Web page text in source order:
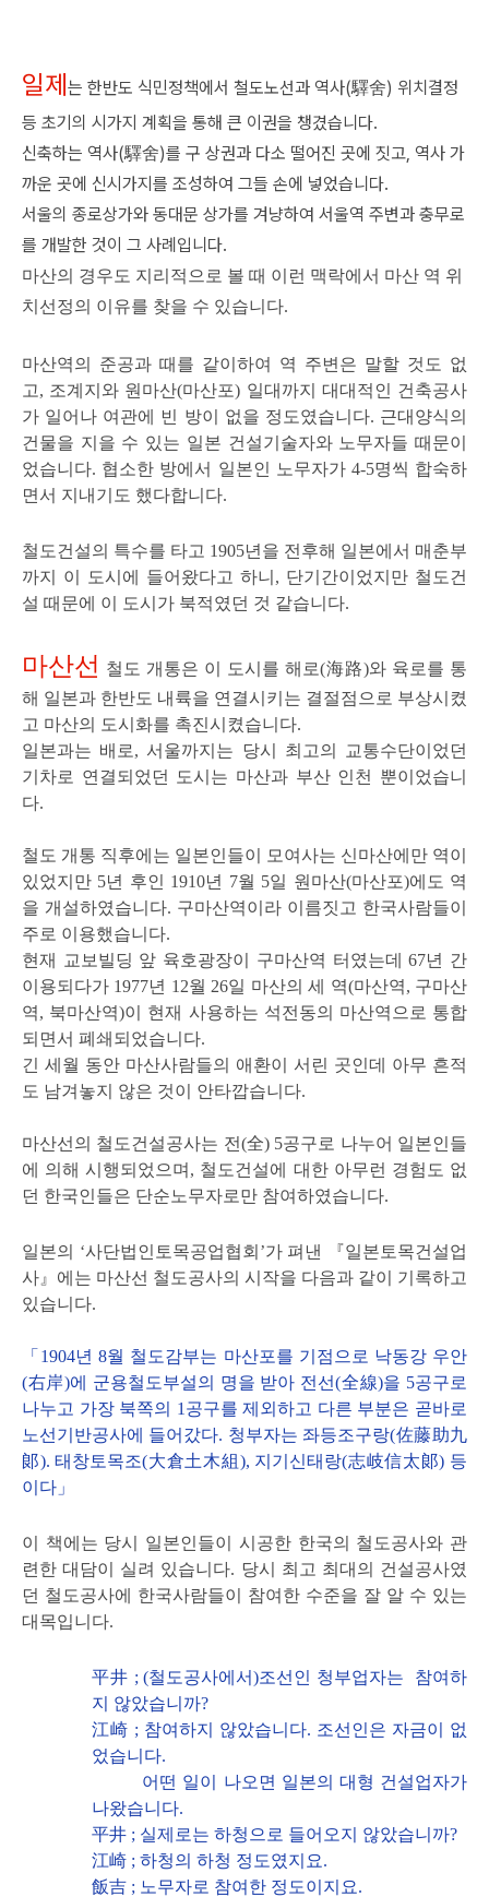
일제는 한반도 식민정책에서 철도노선과 역사(驛舍) 위치결정
등 초기의 시가지 계획을 통해 큰 이권을 챙겼습니다.
신축하는 역사(驛舍)를 구 상권과 다소 떨어진 곳에 짓고, 역사 가
까운 곳에 신시가지를 조성하여 그들 손에 넣었습니다.
서울의 종로상가와 동대문 상가를 겨냥하여 서울역 주변과 충무로
를 개발한 것이 그 사례입니다.
마산의 경우도 지리적으로 볼 때 이런 맥락에서 마산 역 위
치선정의 이유를 찾을 수 있습니다.
마산역의 준공과 때를 같이하여 역 주변은 말할 것도 없
고, 조계지와 원마산(마산포) 일대까지 대대적인 건축공사
가 일어나 여관에 빈 방이 없을 정도였습니다. 근대양식의
건물을 지을 수 있는 일본 건설기술자와 노무자들 때문이
었습니다. 협소한 방에서 일본인 노무자가 4-5명씩 합숙하
면서 지내기도 했다합니다.
철도건설의 특수를 타고 1905년을 전후해 일본에서 매춘부
까지 이 도시에 들어왔다고 하니, 단기간이었지만 철도건
설 때문에 이 도시가 북적였던 것 같습니다.
마산선 철도 개통은 이 도시를 해로(海路)와 육로를 통
해 일본과 한반도 내륙을 연결시키는 결절점으로 부상시켰
고 마산의 도시화를 촉진시켰습니다.
일본과는 배로, 서울까지는 당시 최고의 교통수단이었던
기차로 연결되었던 도시는 마산과 부산 인천 뿐이었습니
다.
철도 개통 직후에는 일본인들이 모여사는 신마산에만 역이
있었지만 5년 후인 1910년 7월 5일 원마산(마산포)에도 역
을 개설하였습니다. 구마산역이라 이름짓고 한국사람들이
주로 이용했습니다.
현재 교보빌딩 앞 육호광장이 구마산역 터였는데 67년 간
이용되다가 1977년 12월 26일 마산의 세 역(마산역, 구마산
역, 북마산역)이 현재 사용하는 석전동의 마산역으로 통합
되면서 폐쇄되었습니다.
긴 세월 동안 마산사람들의 애환이 서린 곳인데 아무 흔적
도 남겨놓지 않은 것이 안타깝습니다.
마산선의 철도건설공사는 전(全) 5공구로 나누어 일본인들
에 의해 시행되었으며, 철도건설에 대한 아무런 경험도 없
던 한국인들은 단순노무자로만 참여하였습니다.
일본의 ‘사단법인토목공업협회’가 펴낸 『일본토목건설업
사』에는 마산선 철도공사의 시작을 다음과 같이 기록하고
있습니다.
「1904년 8월 철도감부는 마산포를 기점으로 낙동강 우안
(右岸)에 군용철도부설의 명을 받아 전선(全線)을 5공구로
나누고 가장 북쪽의 1공구를 제외하고 다른 부분은 곧바로
노선기반공사에 들어갔다. 청부자는 좌등조구랑(佐藤助九
郞). 태창토목조(大倉土木組), 지기신태랑(志岐信太郞) 등
이다」
이 책에는 당시 일본인들이 시공한 한국의 철도공사와 관
련한 대담이 실려 있습니다. 당시 최고 최대의 건설공사였
던 철도공사에 한국사람들이 참여한 수준을 잘 알 수 있는
대목입니다.
平井 ; (철도공사에서)조선인 청부업자는 참여하
지 않았습니까?
江崎 ; 참여하지 않았습니다. 조선인은 자금이 없
었습니다.
어떤 일이 나오면 일본의 대형 건설업자가
나왔습니다.
平井 ; 실제로는 하청으로 들어오지 않았습니까?
江崎 ; 하청의 하청 정도였지요.
飯吉 ; 노무자로 참여한 정도이지요.